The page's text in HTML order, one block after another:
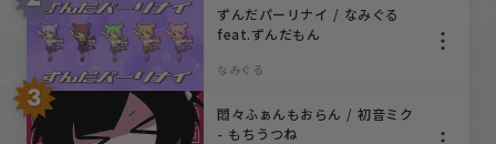
踊ってみた
い可不､東北きりたん､モミアゲ
ヲ
ずんだパーリナイ / なみぐる
feat.ずんだもん
なみぐる
3
悶々ふぁんもおらん / 初音ミク
- もちうつね